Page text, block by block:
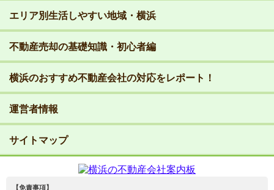
【免責事項】
エリア別生活しやすい地域・横浜
不動産売却の基礎知識・初心者編
横浜のおすすめ不動産会社の対応をレポート！
運営者情報
サイトマップ